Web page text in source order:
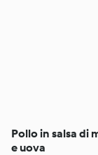
Pollo in salsa di
e uova